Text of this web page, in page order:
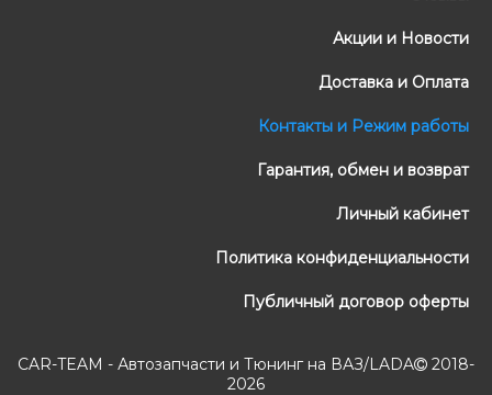
Акции и Новости
Доставка и Оплата
Контакты и Режим работы
Гарантия, обмен и возврат
Личный кабинет
Политика конфиденциальности
Публичный договор оферты
CAR-TEAM - Автозапчасти и Тюнинг на ВАЗ/LADA
2018-
2026